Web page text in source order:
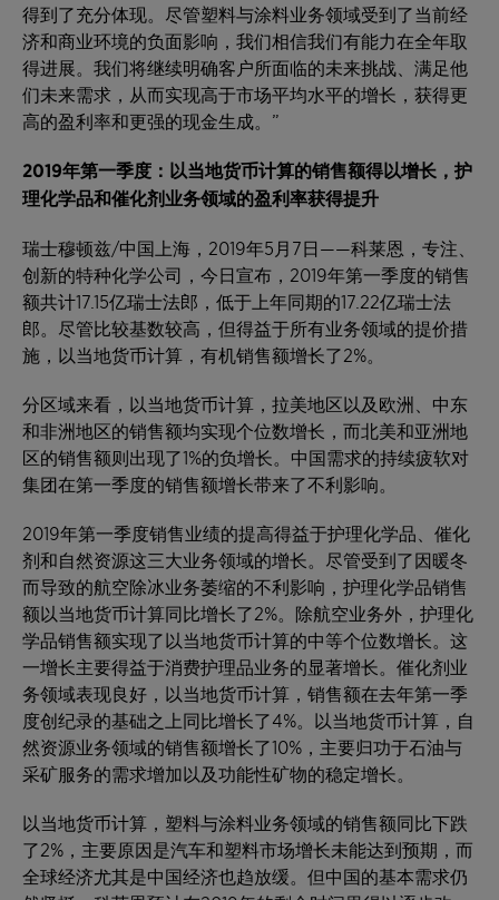
得到了充分体现。尽管塑料与涂料业务领域受到了当前经
济和商业环境的负面影响，我们相信我们有能力在全年取
得进展。我们将继续明确客户所面临的未来挑战、满足他
们未来需求，从而实现高于市场平均水平的增长，获得更
高的盈利率和更强的现金生成。”
2019年第一季度：以当地货币计算的销售额得以增长，护
理化学品和催化剂业务领域的盈利率获得提升
瑞士穆顿兹/中国上海，2019年5月7日——科莱恩，专注、
创新的特种化学公司，今日宣布，2019年第一季度的销售
额共计17.15亿瑞士法郎，低于上年同期的17.22亿瑞士法
郎。尽管比较基数较高，但得益于所有业务领域的提价措
施，以当地货币计算，有机销售额增长了2%。
分区域来看，以当地货币计算，拉美地区以及欧洲、中东
和非洲地区的销售额均实现个位数增长，而北美和亚洲地
区的销售额则出现了1%的负增长。中国需求的持续疲软对
集团在第一季度的销售额增长带来了不利影响。
2019年第一季度销售业绩的提高得益于护理化学品、催化
剂和自然资源这三大业务领域的增长。尽管受到了因暖冬
而导致的航空除冰业务萎缩的不利影响，护理化学品销售
额以当地货币计算同比增长了2%。除航空业务外，护理化
学品销售额实现了以当地货币计算的中等个位数增长。这
一增长主要得益于消费护理品业务的显著增长。催化剂业
务领域表现良好，以当地货币计算，销售额在去年第一季
度创纪录的基础之上同比增长了4%。以当地货币计算，自
然资源业务领域的销售额增长了10%，主要归功于石油与
采矿服务的需求增加以及功能性矿物的稳定增长。
以当地货币计算，塑料与涂料业务领域的销售额同比下跌
了2%，主要原因是汽车和塑料市场增长未能达到预期，而
全球经济尤其是中国经济也趋放缓。但中国的基本需求仍